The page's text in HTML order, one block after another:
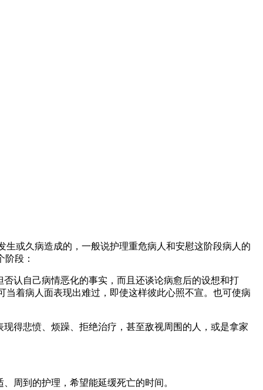
或久病造成的，一般说护理重危病人和安慰这阶段病人的
段：
认自己病情恶化的事实，而且还谈论病愈后的设想和打
着病人面表现出难过，即使这样彼此心照不宣。也可使病
得悲愤、烦躁、拒绝治疗，甚至敌视周围的人，或是拿家
周到的护理，希望能延缓死亡的时间。